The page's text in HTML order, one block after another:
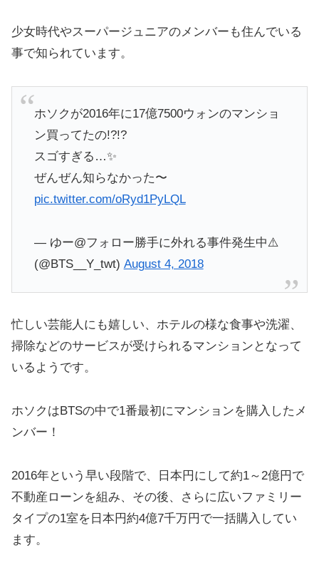
少女時代やスーパージュニアのメンバーも住んでいる
事で知られています。
ホソクが2016年に17億7500ウォンのマンショ
ン買ってたの!?!?
スゴすぎる…✨
ぜんぜん知らなかった〜
pic.twitter.com/oRyd1PyLQL
— ゆー@フォロー勝手に外れる事件発生中⚠️
(@BTS__Y_twt) August 4, 2018
忙しい芸能人にも嬉しい、ホテルの様な食事や洗濯、
掃除などのサービスが受けられるマンションとなって
いるようです。
ホソクはBTSの中で1番最初にマンションを購入したメ
ンバー！
2016年という早い段階で、日本円にして約1～2億円で
不動産ローンを組み、その後、さらに広いファミリー
タイプの1室を日本円約4億7千万円で一括購入してい
ます。